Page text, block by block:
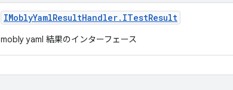
IMoblyYamlResultHandler. ITestResult
mobly yaml 結果のインターフェース